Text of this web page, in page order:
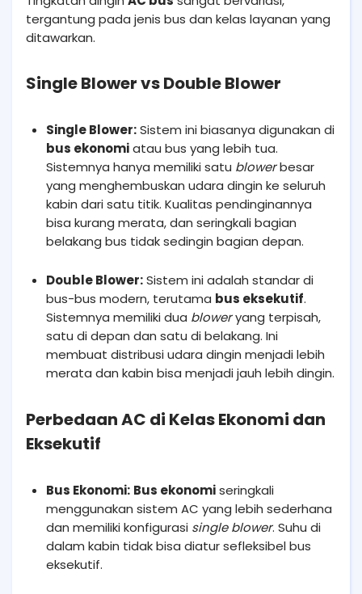
tergantung pada jenis bus dan kelas layanan yang
ditawarkan.
Single Blower vs Double Blower
Single Blower:Sistem ini biasanya digunakan di
bus ekonomiatau bus yang lebih tua.
Sistemnya hanya memiliki satu blowerbesar
yang menghembuskan udara dingin ke seluruh
kabin dari satu titik. Kualitas pendinginannya
bisa kurang merata, dan seringkali bagian
belakang bus tidak sedingin bagian depan.
Double Blower:Sistem ini adalah standar di
bus-bus modern, terutama bus eksekutif.
Sistemnya memiliki dua bloweryang terpisah,
satu di depan dan satu di belakang. Ini
membuat distribusi udara dingin menjadi lebih
merata dan kabin bisa menjadi jauh lebih dingin.
Perbedaan AC di Kelas Ekonomi dan
Eksekutif
Bus Ekonomi: Bus ekonomiseringkali
menggunakan sistem AC yang lebih sederhana
dan memiliki konfigurasi single blower. Suhu di
dalam kabin tidak bisa diatur sefleksibel bus
eksekutif.